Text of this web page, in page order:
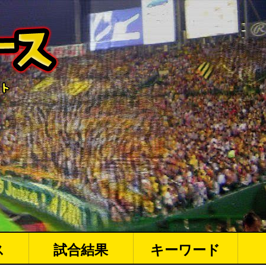
試合結果 キーワード